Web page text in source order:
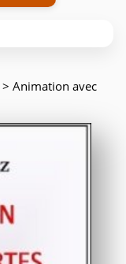
> Animation avec